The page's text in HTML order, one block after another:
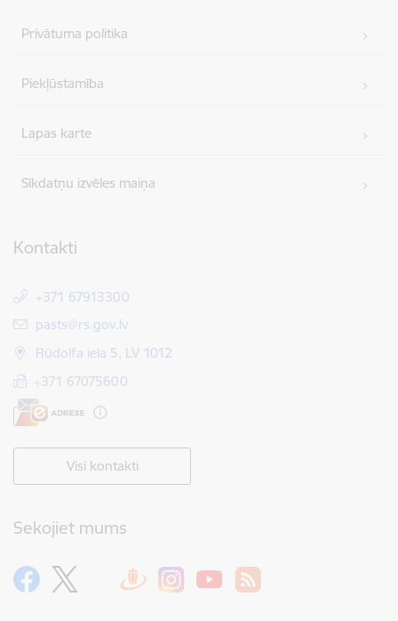
Privātuma politika
Piekļūstamība
Lapas karte
Sīkdatņu izvēles maiņa
Kontakti
+371 67913300
E-pasts:
pasts@rs.gov.lv
Rūdolfa iela 5, LV 1012
+371 67075600
Visi kontakti
Sekojiet mums